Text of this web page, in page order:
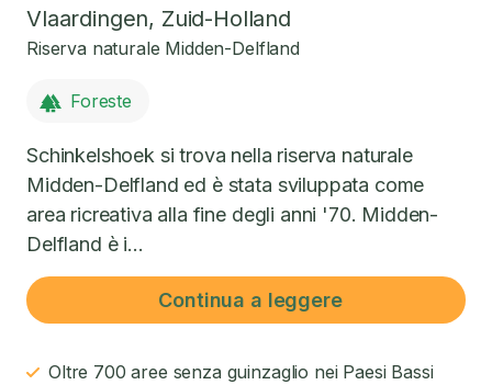
Vlaardingen, Zuid-Holland
Riserva naturale Midden-Delfland
Foreste
Schinkelshoek si trova nella riserva naturale
Midden-Delfland ed è stata sviluppata come
area ricreativa alla fine degli anni '70. Midden-
Delfland è i...
Continua a leggere
Oltre 700 aree senza guinzaglio nei Paesi Bassi